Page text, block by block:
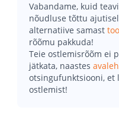
Vabandame, kuid
nõudluse tõttu
alternatiive samast
rõõmu pakkuda!
Teie ostlemisrõõm ei
jätkata, naastes
otsingufunktsiooni, et
ostlemist!